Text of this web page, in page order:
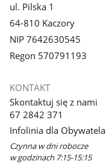
ul. Pilska 1
64-810 Kaczory
NIP 7642630545
Regon 570791193
KONTAKT
Skontaktuj się z nami
67 2842 371
Infolinia dla Obywatela
Czynna w dni robocze
w godzinach 7:15-15:15